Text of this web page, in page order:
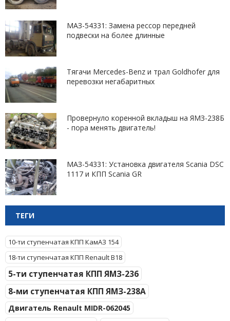
МАЗ-54331: Замена рессор передней
подвески на более длинные
Тягачи Mercedes-Benz и трал Goldhofer для
перевозки негабаритных
Провернуло коренной вкладыш на ЯМЗ-238Б
- пора менять двигатель!
МАЗ-54331: Установка двигателя Scania DSC
1117 и КПП Scania GR
ТЕГИ
10-ти ступенчатая КПП КамАЗ 154
18-ти ступенчатая КПП Renault B18
5-ти ступенчатая КПП ЯМЗ-236
8-ми ступенчатая КПП ЯМЗ-238А
Двигатель Renault MIDR-062045